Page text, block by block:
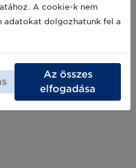
módon
fejlesztését és
Unió területén. A
minden szintjét
A cookie-k nem
adatokat dolgozhatunk fel a
Az összes
elfogadása